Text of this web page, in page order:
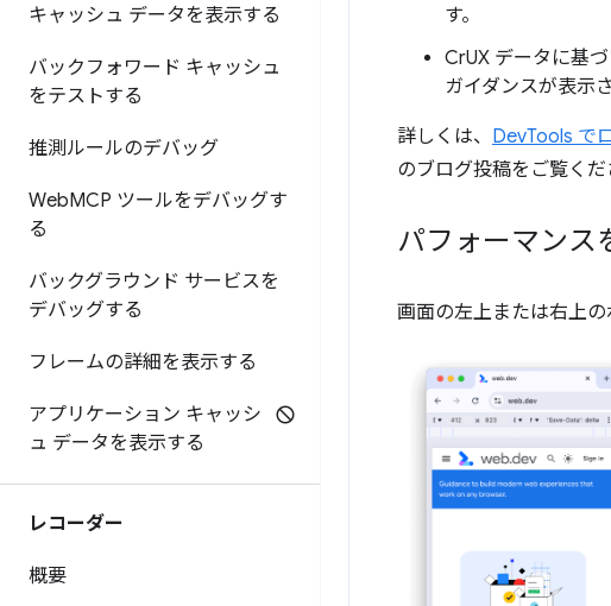
キャッシュ データを表示する
バックフォワード キャッシュ
をテストする
推測ルールのデバッグ
WebMCP ツールをデバッグす
る
バックグラウンド サービスを
デバッグする
フレームの詳細を表示する
アプリケーション キャッシ
ュ データを表示する
レコーダー
概要
す。
CrUX データに基
ガイダンスが表示
詳しくは、 DevTools で
のブログ投稿をご覧くだ
パフォーマンス
画面の左上または右上